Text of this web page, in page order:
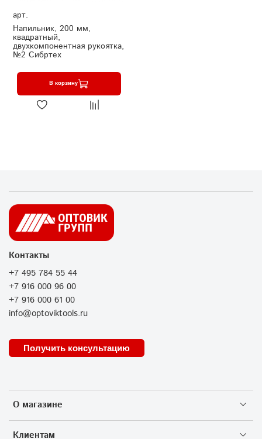
арт.
Напильник, 200 мм,
квадратный,
двухкомпонентная рукоятка,
№2 Сибртех
В корзину
О магазине
Клиентам
Контакты
+7 495 784 55 44
+7 916 000 96 00
+7 916 000 61 00
info@optoviktools.ru
Получить консультацию